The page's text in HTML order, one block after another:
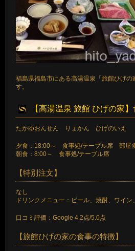
福島県福島市にある高湯温泉「旅館ひげ
す。
【高湯温泉 旅館 ひげの家
たかゆおんせん りょかん ひげのいえ
夕食：18:00～ 食事処/テーブル席 部屋
朝食：8:00～ 食事処/テーブル席
【特別注文】
なし
ドリンクメニュー：ビール、焼酎、ワイ
口コミ評価：Google 4.2点/5.0点
【旅館ひげの家の食事の特徴】